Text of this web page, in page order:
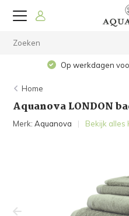
Op werkdagen voor
Home
Aquanova LONDON
Merk:Aquanova Bekijk alles